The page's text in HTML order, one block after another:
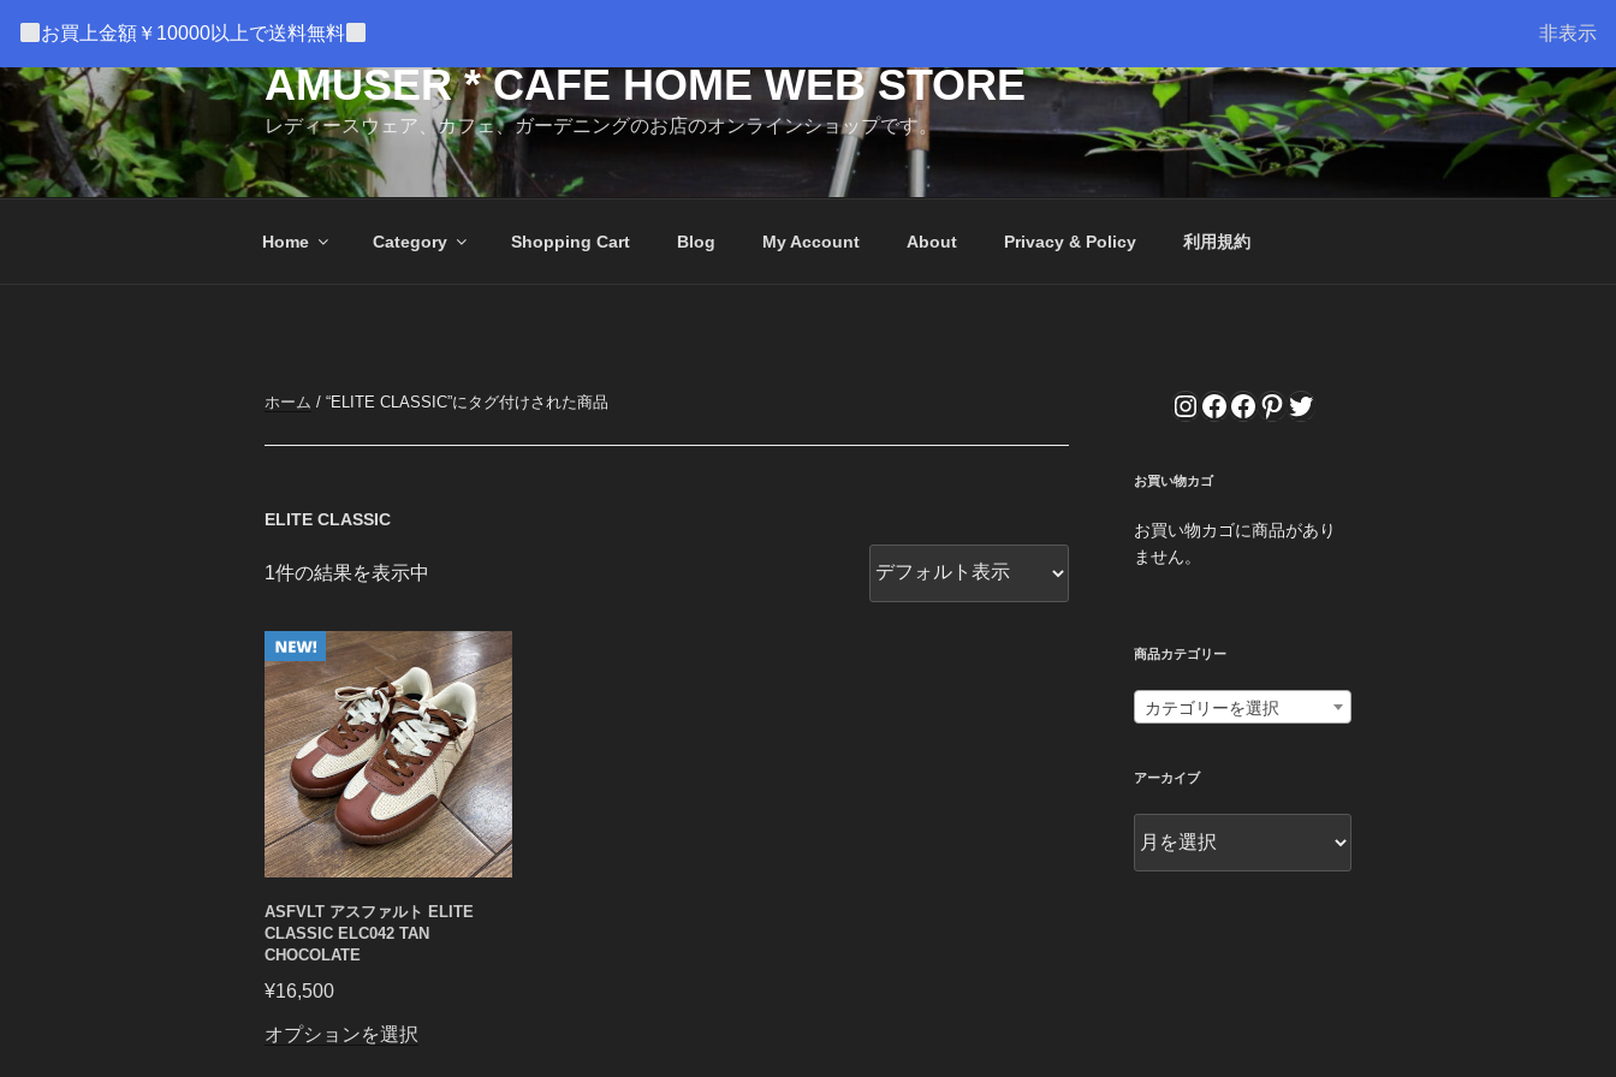
お買上金額￥10000以上で送料無料 非表示
テ
ツ
へ
ス
AMUSER * CAFE HOME WEB STORE
レディースウェア、カフェ、ガーデニングのお店のオンラインショップです。
Home Category Shopping Cart Blog My Account About Privacy & Policy 利用規約
ホーム / “ELITE CLASSIC”にタグ付けされた商品
ELITE CLASSIC
1件の結果を表示中
ASFVLT アスファルト ELITE
CLASSIC ELC042 TAN
CHOCOLATE
¥16,500
オプションを選択
Instagram
Facebook
Facebook
Pinterest
Twitter
お買い物カゴ
お買い物カゴに商品があり
ません。
商品カテゴリー
カテゴリーを選択
アーカイブ
ー